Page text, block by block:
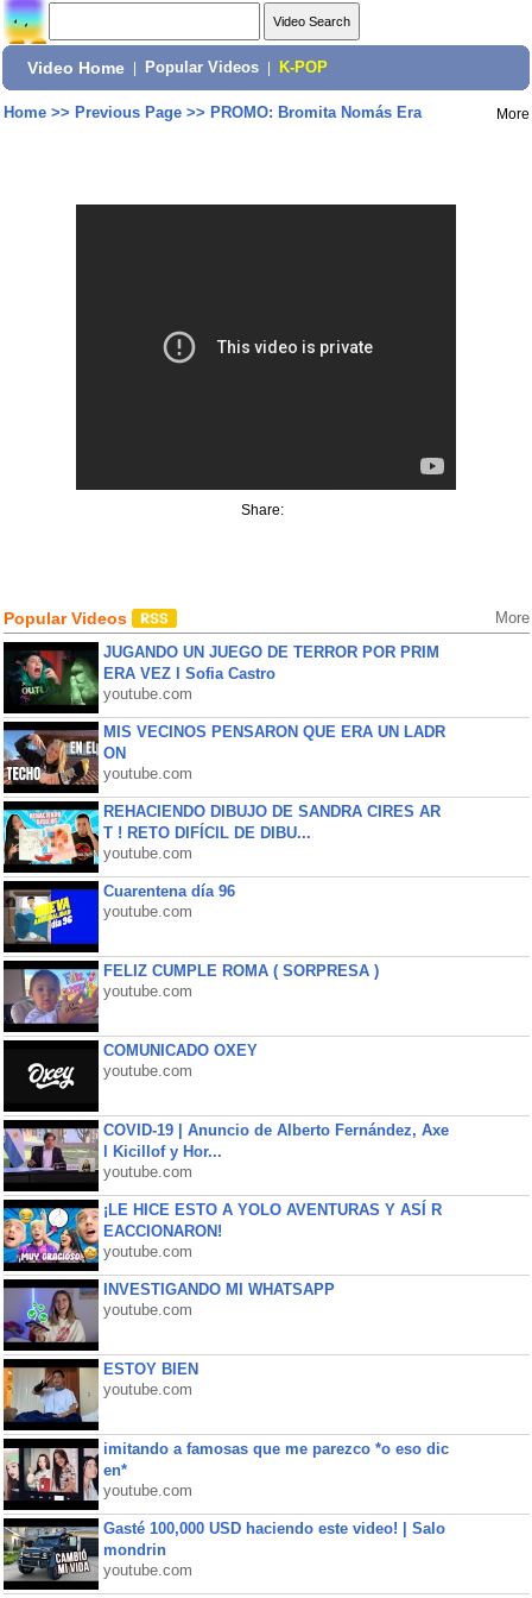
Video Home Popular Videos K-POP
Home>> Previous Page>> PROMO: Bromita Nomás Era More
Share:
Popular Videos More
JUGANDO UN JUEGO DE TERROR POR PRIM
ERA VEZ l Sofia Castro
youtube.com
MIS VECINOS PENSARON QUE ERA UN LADR
ON
youtube.com
REHACIENDO DIBUJO DE SANDRA CIRES AR
T ! RETO DIFÍCIL DE DIBU...
youtube.com
Cuarentena día 96
youtube.com
FELIZ CUMPLE ROMA ( SORPRESA )
youtube.com
COMUNICADO OXEY
youtube.com
COVID-19 | Anuncio de Alberto Fernández, Axe
l Kicillof y Hor...
youtube.com
¡LE HICE ESTO A YOLO AVENTURAS Y ASÍ R
EACCIONARON!
youtube.com
INVESTIGANDO MI WHATSAPP
youtube.com
ESTOY BIEN
youtube.com
imitando a famosas que me parezco *o eso dic
en*
youtube.com
Gasté 100,000 USD haciendo este video! | Salo
mondrin
youtube.com